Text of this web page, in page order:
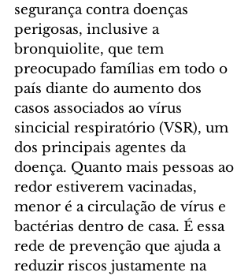
segurança contra doenças
perigosas, inclusive a
bronquiolite, que tem
preocupado famílias em todo o
país diante do aumento dos
casos associados ao vírus
sincicial respiratório (VSR), um
dos principais agentes da
doença. Quanto mais pessoas ao
redor estiverem vacinadas,
menor é a circulação de vírus e
bactérias dentro de casa. É essa
rede de prevenção que ajuda a
reduzir riscos justamente na